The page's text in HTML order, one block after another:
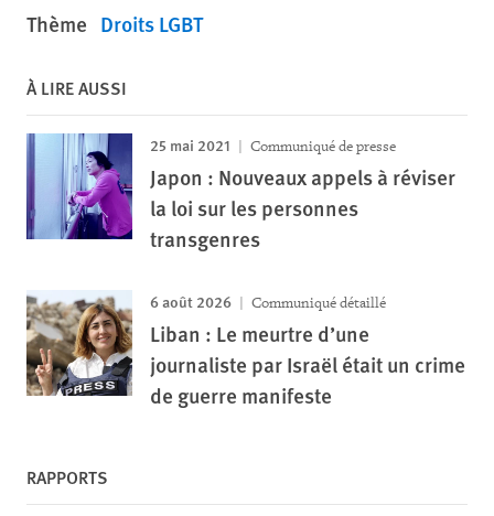
Thème Droits LGBT
À LIRE AUSSI
25 mai 2021 Communiqué de presse
Japon : Nouveaux appels à réviser
la loi sur les personnes
transgenres
6 août 2026 Communiqué détaillé
Liban : Le meurtre d’une
journaliste par Israël était un crime
de guerre manifeste
RAPPORTS